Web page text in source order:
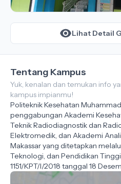
Lihat Detail
Tentang Kampus
Yuk, kenalan dan temukan info
kampus impianmu!
Politeknik Kesehatan
penggabungan Akademi
Teknik Radiodiagnostik dan
Elektromedik, dan Akademi
Makassar yang ditetapkan
Teknologi, dan Pendidikan
1151/KPT/I/2018 tanggal 18